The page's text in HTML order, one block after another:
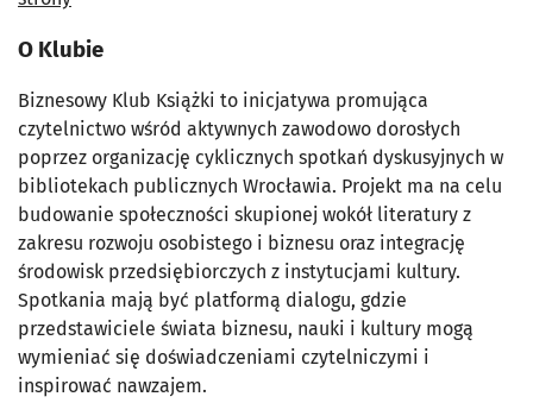
O Klubie
Biznesowy Klub Książki to inicjatywa promująca
czytelnictwo wśród aktywnych zawodowo dorosłych
poprzez organizację cyklicznych spotkań dyskusyjnych w
bibliotekach publicznych Wrocławia. Projekt ma na celu
budowanie społeczności skupionej wokół literatury z
zakresu rozwoju osobistego i biznesu oraz integrację
środowisk przedsiębiorczych z instytucjami kultury.
Spotkania mają być platformą dialogu, gdzie
przedstawiciele świata biznesu, nauki i kultury mogą
wymieniać się doświadczeniami czytelniczymi i
inspirować nawzajem.